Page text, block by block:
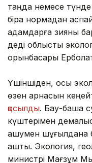
таңда немесе
бірақ нормадан
адамдарға зияны
деді облыстық
орынбасары
Үшіншіден, осы
өзен арнасын
қосылды. Бау-бақша
күштерімен демалыс
ашумен шұғылдана
ашты. Экология,
министрі Мағзұм